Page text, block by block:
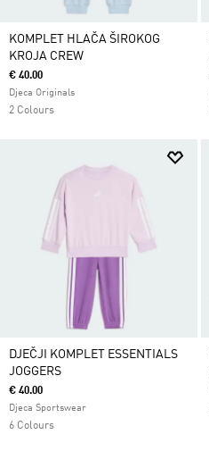
KOMPLET HLAČA ŠIROKOG
KROJA CREW
€ 40.00
Djeca Originals
2 Colours
DJEČJI KOMPLET ESSENTIALS
JOGGERS
€ 40.00
Djeca Sportswear
6 Colours